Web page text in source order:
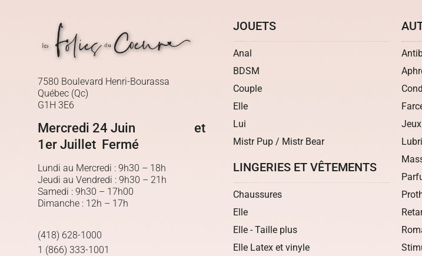
7580 Boulevard Henri-Bourassa
Québec (Qc)
G1H 3E6
Mercredi 24 Juin et
1er Juillet Fermé
Lundi au Mercredi : 9h30 – 18h
Jeudi au Vendredi : 9h30 – 21h
Samedi : 9h30 – 17h00
Dimanche : 12h – 17h
(418) 628-1000
1 (866) 333-1001
JOUETS
Anal
BDSM
Couple
Elle
Lui
Mistr Pup / Mistr Bear
LINGERIES ET VÊTEMENTS
Chaussures
Elle
Elle - Taille plus
Elle Latex et vinyle
Jeux